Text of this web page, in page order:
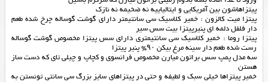
پیتزاهاشون بین آمریکایی و ایتالیاییه نه ضخیمه نه نازک
پیتزا میت کالزون : خمیر کلاسیک سی سانتیمتر دارای گوشت گوساله چرخ شده طعم
دار فلفل دلمه ای پنیرپیتزا بیت سس سیر
پیتزا روما : خمیر کلاسیک سی سانتیمتری دارای سس پیتزا مخصوص گوشت گوساله
رست شده طعم دار سینه مرغ بیکن ۹۰% پنیر پیتزا
سه مدل پمپ سس براتون میارن مخصوص فرانسوی و کچاپ و چیلی تای که دست ساز
هستن
خمیر پيتزاها خیلی سبک و لطیفه و حتی در پيتزاهاي سایز بزرگ سی سانتی تونستن به